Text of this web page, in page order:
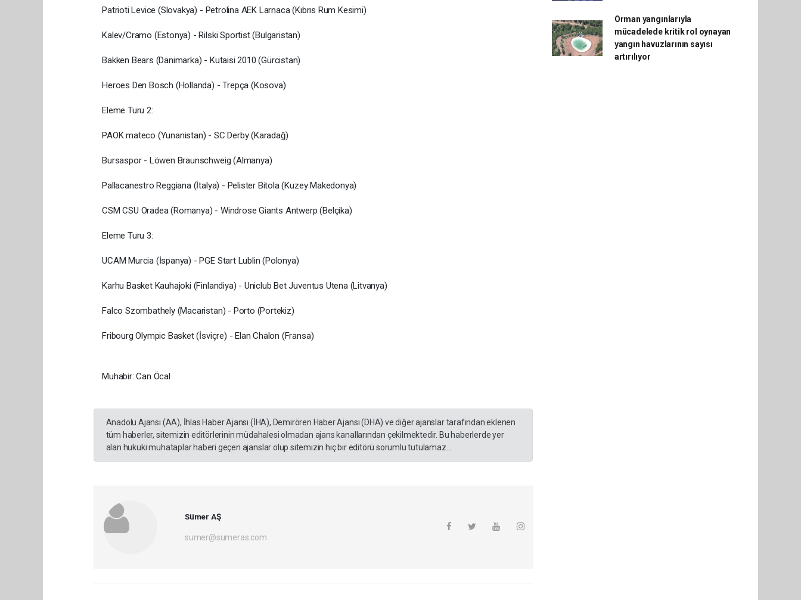
Patrioti Levice (Slovakya) - Petrolina AEK Larnaca (Kıbrıs Rum Kesimi)
Kalev/Cramo (Estonya) - Rilski Sportist (Bulgaristan)
Bakken Bears (Danimarka) - Kutaisi 2010 (Gürcistan)
Heroes Den Bosch (Hollanda) - Trepça (Kosova)
Eleme Turu 2:
PAOK mateco (Yunanistan) - SC Derby (Karadağ)
Bursaspor - Löwen Braunschweig (Almanya)
Pallacanestro Reggiana (İtalya) - Pelister Bitola (Kuzey Makedonya)
CSM CSU Oradea (Romanya) - Windrose Giants Antwerp (Belçika)
Eleme Turu 3:
UCAM Murcia (İspanya) - PGE Start Lublin (Polonya)
Karhu Basket Kauhajoki (Finlandiya) - Uniclub Bet Juventus Utena (Litvanya)
Falco Szombathely (Macaristan) - Porto (Portekiz)
Fribourg Olympic Basket (İsviçre) - Elan Chalon (Fransa)
Muhabir: Can Öcal
Anadolu Ajansı (AA), İhlas Haber Ajansı (İHA), Demirören Haber Ajansı (DHA) ve diğer ajanslar tarafından eklenen
tüm haberler, sitemizin editörlerinin müdahalesi olmadan ajans kanallarından çekilmektedir. Bu haberlerde yer
alan hukuki muhataplar haberi geçen ajanslar olup sitemizin hiç bir editörü sorumlu tutulamaz...
Sümer AŞ
sumer@sumeras.com
Orman yangınlarıyla
mücadelede kritik rol oynayan
yangın havuzlarının sayısı
artırılıyor